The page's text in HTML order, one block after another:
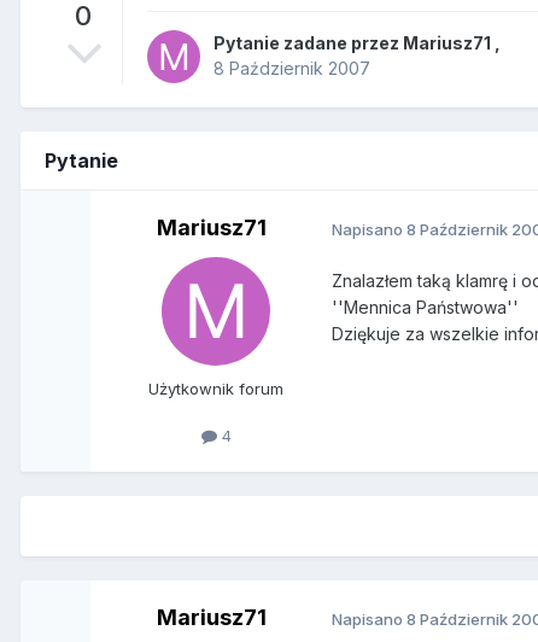
0
Pytanie zadane przez Mariusz71
8 Październik 2007
Pytanie
Mariusz71
Użytkownik forum
4
Napisano8 Październik
Znalazłem taką klamrę i
''Mennica Państwowa''
Dziękuje za wszelkie
Mariusz71 Napisano8 Październik